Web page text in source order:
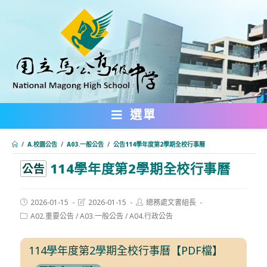
內
選單
/ A.校園公告 / A03.一般公告 / 公告114學年度第2學期全校行事曆
公告 114學年度第2學期全校行事曆
Post
published:
2026-01-15
Post
modified:
2026-01-15
Post
author:
總務處文書組長
PostA02.重要公告/A03.一般公告/A04.行政公告
114學年度第2學期全校行事曆【PDF檔】